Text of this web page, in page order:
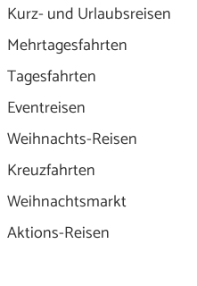
Kurz- und Urlaubsreisen
Mehrtagesfahrten
Tagesfahrten
Eventreisen
Weihnachts-Reisen
Kreuzfahrten
Weihnachtsmarkt
Aktions-Reisen